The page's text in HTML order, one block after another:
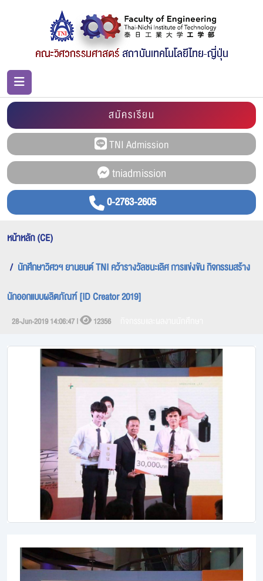
0-2763-2605
สมัครเรียน
หน้าหลัก (CE)
นักศึกษาวิศวฯ ยานยนต์ TNI คว้ารางวัลชนะเลิศ การแข่งขัน กิจกรรมสร้าง
นักออกแบบผลิตภัณฑ์ [ID Creator 2019]
28-Jun-2019 14:06:47 | 12356